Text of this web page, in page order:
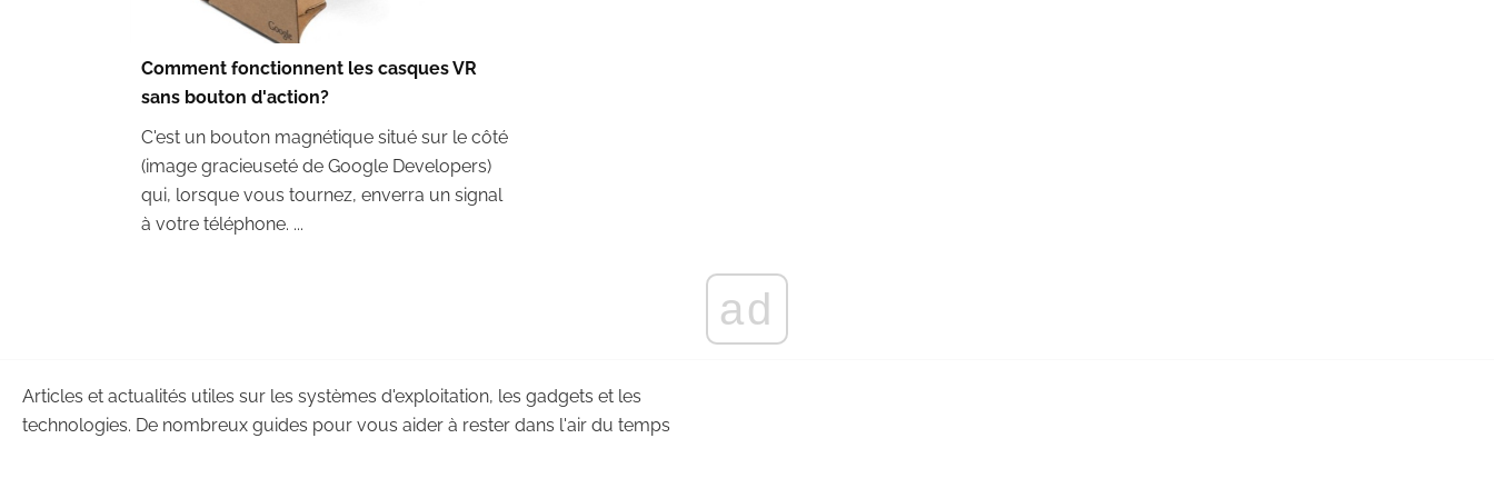
Comment fonctionnent les casques VR
sans bouton d'action?
C'est un bouton magnétique situé sur le côté
(image gracieuseté de Google Developers)
qui, lorsque vous tournez, enverra un signal
à votre téléphone. ...
ad
Articles et actualités utiles sur les systèmes d'exploitation, les gadgets et les
technologies. De nombreux guides pour vous aider à rester dans l'air du temps